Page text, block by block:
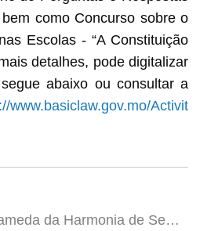
como Concurso sobre o
Escolas - “A Constituição
detalhes, pode digitalizar
abaixo ou consultar a
www.basiclaw.gov.mo/Activit
da Harmonia de Seac